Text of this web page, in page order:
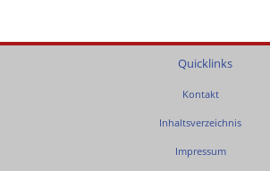
Quicklinks
Kontakt
Inhaltsverzeichnis
Impressum